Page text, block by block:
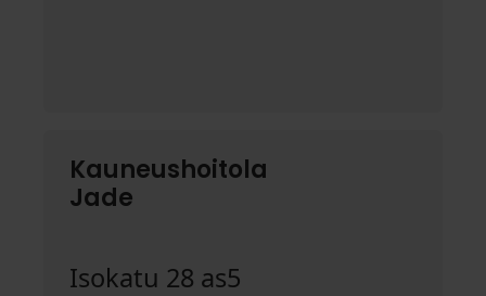
Kauneushoitola
Jade
Isokatu 28 as5